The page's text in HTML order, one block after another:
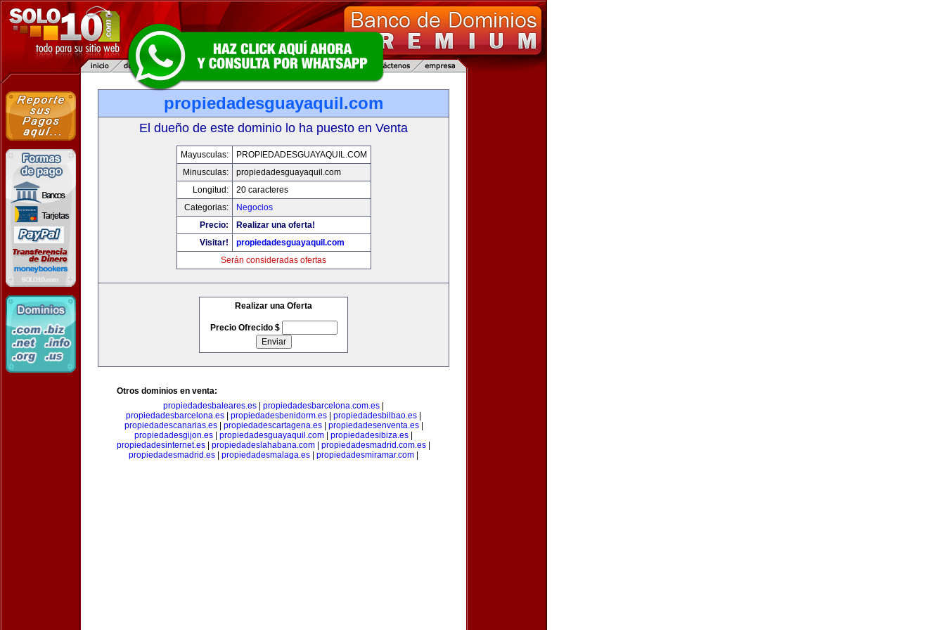
propiedadesguayaquil.com
El dueño de este dominio lo ha puesto en Venta
Mayusculas:
PROPIEDADESGUAYAQUIL.COM
Minusculas:
propiedadesguayaquil.com
Longitud:
20 caracteres
Categorias:
Negocios
Precio:
Realizar una oferta!
Visitar!
propiedadesguayaquil.com
Serán consideradas ofertas
Realizar una Oferta
Precio Ofrecido $
Otros dominios en venta:
propiedadesbaleares.es
propiedadesbarcelona.com.es
propiedadesbarcelona.es
propiedadesbenidorm.es propiedadesbilbao.es
propiedadescanarias.es| propiedadescartagena.es| propiedadesenventa.es|
propiedadesgijon.es
propiedadesguayaquil.com propiedadesibiza.es
propiedadesinternet.es
propiedadeslahabana.com propiedadesmadrid.com.es
propiedadesmadrid.es
propiedadesmalaga.es propiedadesmiramar.com